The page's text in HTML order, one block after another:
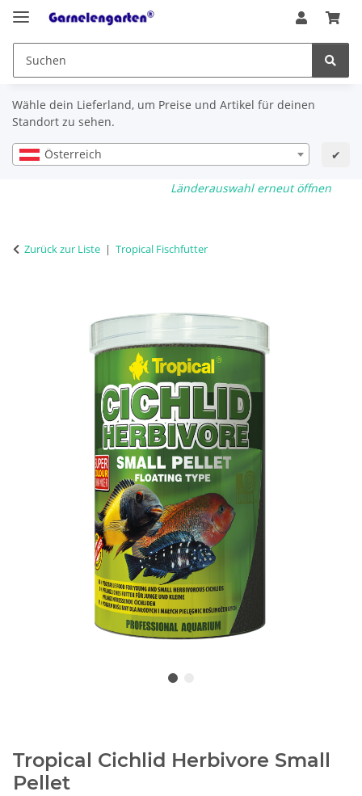
Wähle dein Lieferland, um Preise und Artikel für deinen
Standort zu sehen.
Österreich ✔
Länderauswahl erneut öffnen
Zurück zur Liste Tropical Fischfutter
Tropical Cichlid Herbivore Small
Pellet